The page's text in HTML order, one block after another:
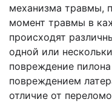
механизма травмы,
момент травмы в
происходят
одной или
повреждение
повреждением
отличие от